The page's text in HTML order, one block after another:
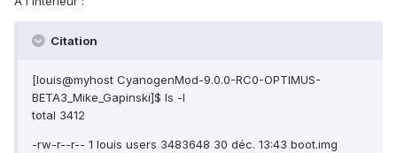
Citation
[louis@myhost CyanogenMod-9.0.0-RC0-OPTIMUS-
BETA3_Mike_Gapinski]$ ls -l
total 3412
-rw-r--r-- 1 louis users 3483648 30 déc. 13:43 boot.img